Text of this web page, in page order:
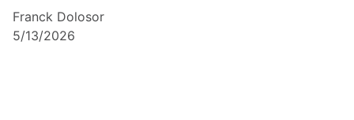
Franck Dolosor
5/13/2026